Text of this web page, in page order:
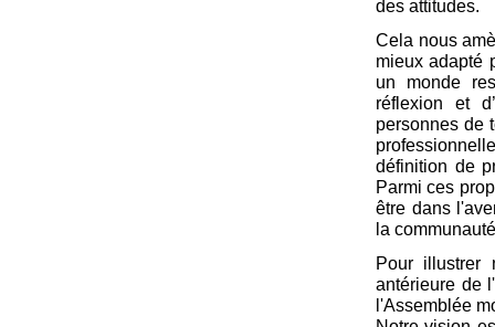
des attitudes.
Cela nous
mieux adapté
un monde
réflexion et
personnes de
définition de
Parmi ces
être dans
la
Pour illustrer
antérieure de
l'Assemblée